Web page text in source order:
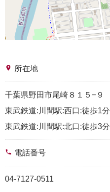
place 所在地
千葉県野田市尾崎８１５−９
東武鉄道:川間駅:西口:徒歩1分
東武鉄道:川間駅:北口:徒歩3分
phone 電話番号
04-7127-0511